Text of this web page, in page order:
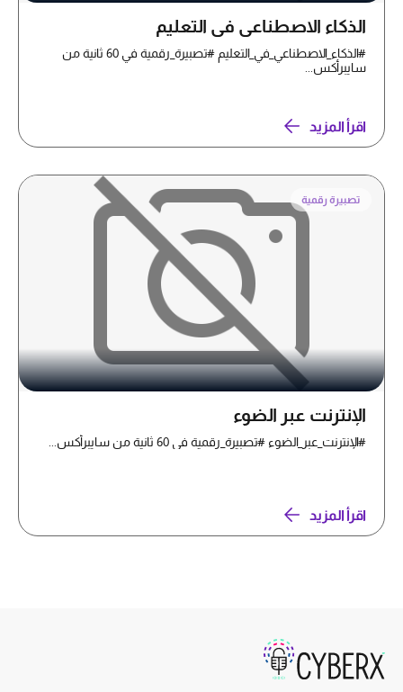
الذكاء الاصطناعي في التعليم
#الذكاء_الاصطناعي_في_التعليم #تصبيرة_رقمية في 60 ثانية من
سايبرأكس...
اقرأ المزيد
تصبيرة رقمية
الإنترنت عبر الضوء
#الإنترنت_عبر_الضوء #تصبيرة_رقمية في 60 ثانية من سايبرأكس...
اقرأ المزيد